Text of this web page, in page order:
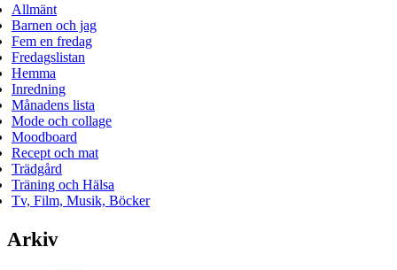
Allmänt
Barnen och jag
Fem en fredag
Fredagslistan
Hemma
Inredning
Månadens lista
Mode och collage
Moodboard
Recept och mat
Trädgård
Träning och Hälsa
Tv, Film, Musik, Böcker
Arkiv